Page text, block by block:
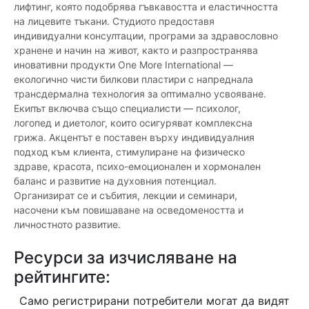
лифтинг, която подобрява гъвкавостта и еластичността
на лицевите тъкани. Студиото предоставя
индивидуални консултации, програми за здравословно
хранене и начин на живот, както и разпространява
иновативни продукти One More International —
екологично чисти билкови пластири с напреднала
трансдермална технология за оптимално усвояване.
Екипът включва също специалисти — психолог,
логопед и диетолог, които осигуряват комплексна
грижа. Акцентът е поставен върху индивидуалния
подход към клиента, стимулиране на физическо
здраве, красота, психо-емоционален и хормонален
баланс и развитие на духовния потенциал.
Организират се и събития, лекции и семинари,
насочени към повишаване на осведомеността и
личностното развитие.
Ресурси за изчисляване на
рейтингите:
Само регистрирани потребители могат да видят